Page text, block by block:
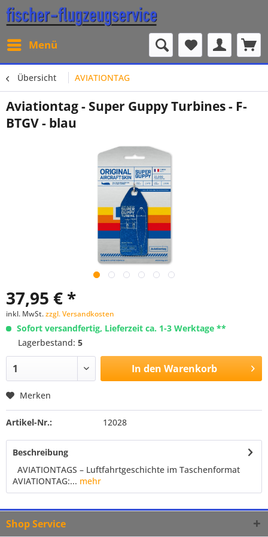
Menü
Übersicht AVIATIONTAG
Aviationtag - Super Guppy Turbines - F-
BTGV - blau
37,95 € *
inkl. MwSt.zzgl. Versandkosten
Sofort versandfertig, Lieferzeit ca. 1-3 Werktage **
Lagerbestand: 5
In den Warenkorb
Merken
Artikel-Nr.: 12028
Beschreibung
AVIATIONTAGS – Luftfahrtgeschichte im Taschenformat
AVIATIONTAG:... mehr
Shop Service